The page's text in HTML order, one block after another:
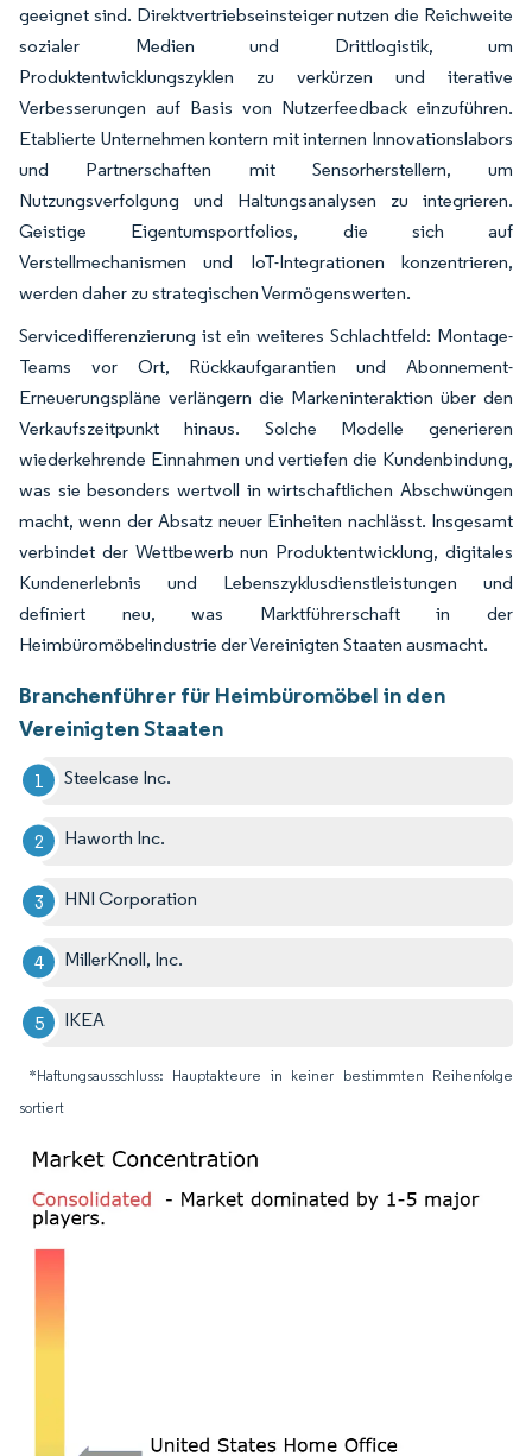
geeignet sind. Direktvertriebseinsteiger nutzen die Reichweite
sozialer Medien und Drittlogistik, um
Produktentwicklungszyklen zu verkürzen und iterative
Verbesserungen auf Basis von Nutzerfeedback einzuführen.
Etablierte Unternehmen kontern mit internen Innovationslabors
und Partnerschaften mit Sensorherstellern, um
Nutzungsverfolgung und Haltungsanalysen zu integrieren.
Geistige Eigentumsportfolios, die sich auf
Verstellmechanismen und IoT-Integrationen konzentrieren,
werden daher zu strategischen Vermögenswerten.
Servicedifferenzierung ist ein weiteres Schlachtfeld: Montage-
Teams vor Ort, Rückkaufgarantien und Abonnement-
Erneuerungspläne verlängern die Markeninteraktion über den
Verkaufszeitpunkt hinaus. Solche Modelle generieren
wiederkehrende Einnahmen und vertiefen die Kundenbindung,
was sie besonders wertvoll in wirtschaftlichen Abschwüngen
macht, wenn der Absatz neuer Einheiten nachlässt. Insgesamt
verbindet der Wettbewerb nun Produktentwicklung, digitales
Kundenerlebnis und Lebenszyklusdienstleistungen und
definiert neu, was Marktführerschaft in der
Heimbüromöbelindustrie der Vereinigten Staaten ausmacht.
Branchenführer für Heimbüromöbel in den
Vereinigten Staaten
Steelcase Inc.
Haworth Inc.
HNI Corporation
MillerKnoll, Inc.
IKEA
*Haftungsausschluss: Hauptakteure in keiner bestimmten Reihenfolge
sortiert